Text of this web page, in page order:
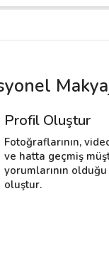
Profil Oluştur
Fotoğraflarının,
ve hatta geçmiş
yorumlarının
oluştur.